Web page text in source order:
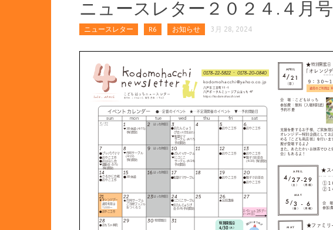
ニュースレター２０２４.４月号
ニュースレター R6 お知らせ 3月 28, 2024